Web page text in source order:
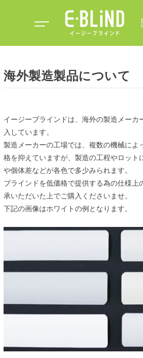
海外製造製品について
イージーブラインドは、海外の製造メーカ
入しています。
製造メーカーの工場では、複数の機械によ
格を抑えていますが、製造の工程やロット
や個体差などが各色で多少みられます。
ブラインドを低価格で提供する為の仕様上
承いただいた上でご購入くださいませ。
下記の画像はホワイトの例となります。